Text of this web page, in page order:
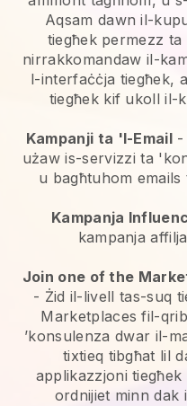
Aqsam dawn il-
tiegħek permezz
nirrakkomandaw il-
l-interfaċċja tiegħek,
tiegħek kif ukoll il-
Kampanji ta 'l-Email -
użaw is-servizzi ta
u bagħtuhom
Kampanja
kampanja
Join one of the
- Żid il-livell tas-suq
Marketplaces fil-
’konsulenza dwar il-
tixtieq tibgħat lil
applikazzjoni
ordnijiet minn dak